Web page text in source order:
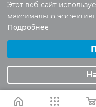
2022-2026 ©
Авторские права
материалов сайта
Этот веб-сайт
максимально
Подробнее
Аналитические/